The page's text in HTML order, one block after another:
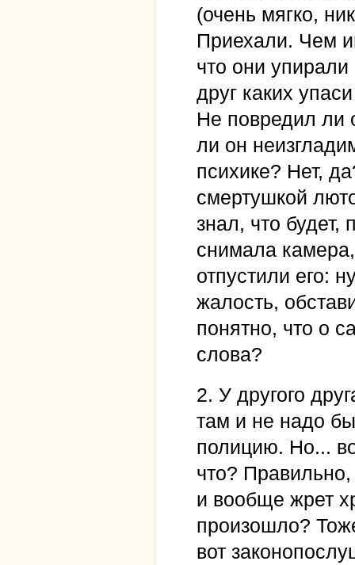
(очень мягко,
Приехали. Чем
что они
друг каких
Не повредил ли
ли он
психике? Нет,
смертушкой
знал, что будет,
снимала
отпустили его:
жалость,
понятно, что о
слова?
2. У другого
там и не надо
полицию. Но...
что? Правильно,
и вообще жрет
произошло?
вот